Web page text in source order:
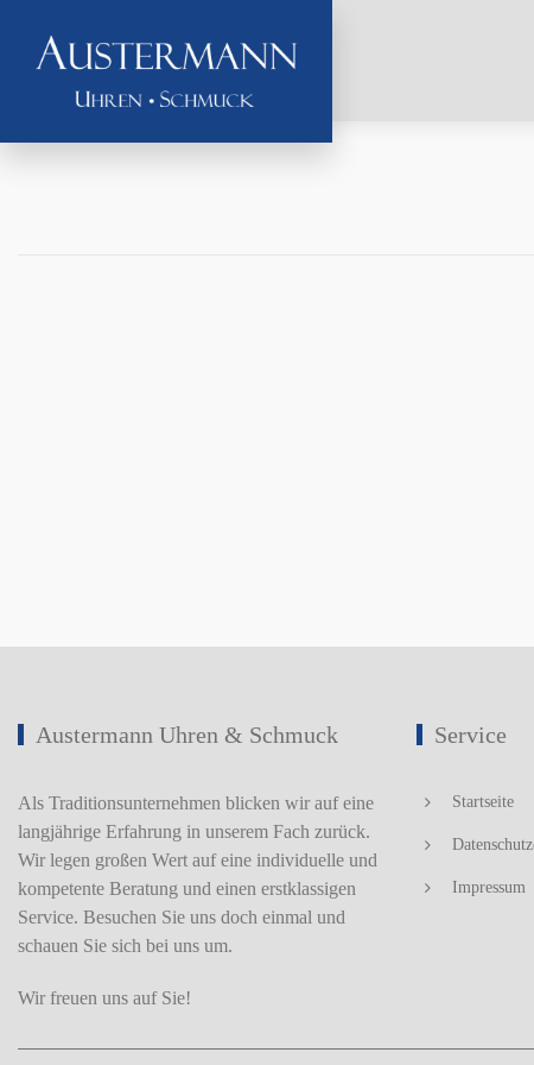
Austermann Uhren & Schmuck
Als Traditionsunternehmen blicken wir auf eine
langjährige Erfahrung in unserem Fach zurück.
Wir legen großen Wert auf eine individuelle und
kompetente Beratung und einen erstklassigen
Service. Besuchen Sie uns doch einmal und
schauen Sie sich bei uns um.
Wir freuen uns auf Sie!
Service
Startseite
Impressum